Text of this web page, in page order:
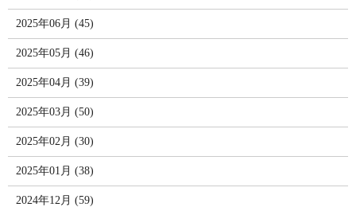
2025年06月 (45)
2025年05月 (46)
2025年04月 (39)
2025年03月 (50)
2025年02月 (30)
2025年01月 (38)
2024年12月 (59)